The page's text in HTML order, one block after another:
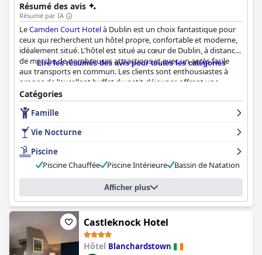
Résumé des avis
Résumé par IA
LeCamden Court Hotelà Dublin est un choix fantastique pour
ceux qui recherchent un hôtel propre, confortable et moderne,
idéalement situé. L'hôtel est situé au cœur de Dublin, à distance
de marche de nombreuses attractions et avec un accès facile
aux transports en commun. Les clients sont enthousiastes à
propos de l'excellent buffet du petit-déjeuner, offrant une
bonne variété de plats et un personnel amical. Les chambres
sont un point fort, avec une décoration moderne, des lits
confortables et des salles de bains impeccables. Le personnel est
amical et professionnel, offrant un excellent service dans tout
l'hôtel. Le centre de loisirs, y compris la piscine, est un point fort
pour de nombreux clients, avec d'excellentes installations
proposées. Bien que la situation du stationnement puisse être
un peu mitigée, l'emplacement de l'hôtel facilite l'exploration de
la ville à pied. Dans l'ensemble, leCamden Court Hotelest un
excellent choix pour tous ceux qui visitent Dublin.
Lire les résumés des avis pour toutes les catégories
Catégories
Famille
Vie Nocturne
Piscine
Piscine Chauffée
Piscine Intérieure Bassin de Natation
Afficher plus
Castleknock Hotel
Hôtel Blanchardstown